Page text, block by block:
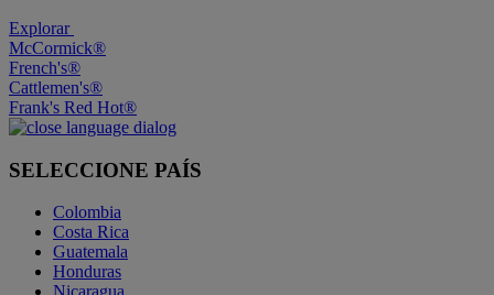
Explorar
McCormick®
French's®
Cattlemen's®
Frank's Red Hot®
SELECCIONE PAÍS
Colombia
Costa Rica
Guatemala
Honduras